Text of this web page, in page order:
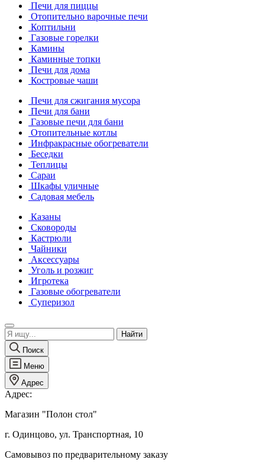
Печи для пиццы
Отопительно варочные печи
Коптильни
Газовые горелки
Камины
Каминные топки
Печи для дома
Костровые чаши
Печи для сжигания мусора
Печи для бани
Газовые печи для бани
Отопительные котлы
Инфракрасные обогреватели
Беседки
Теплицы
Сараи
Шкафы уличные
Садовая мебель
Казаны
Сковороды
Кастрюли
Чайники
Аксессуары
Уголь и розжиг
Игротека
Газовые обогреватели
Суперизол
Поиск
Меню
Адрес
Адрес:
Магазин "Полон стол"
г. Одинцово, ул. Транспортная, 10
Самовывоз по предварительному заказу